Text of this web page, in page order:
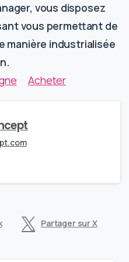
vous disposez
vous permettant de
manière industrialisée
Acheter
Partager sur X